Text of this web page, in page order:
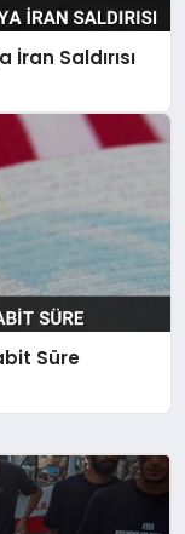
Saldırısı
Süre